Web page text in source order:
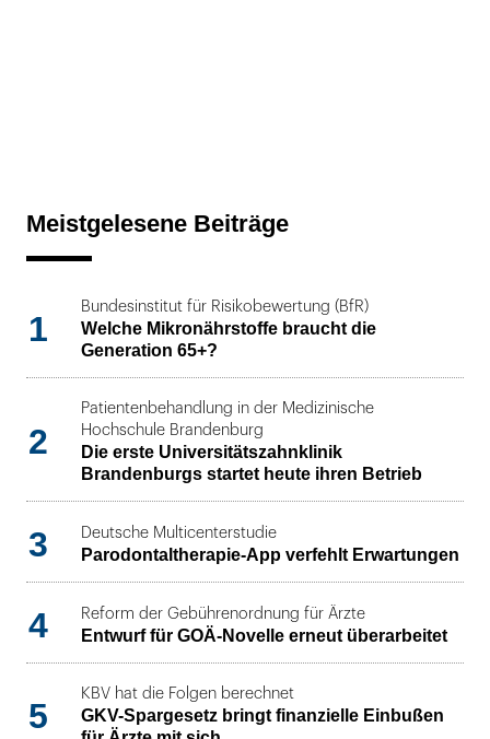
Meistgelesene Beiträge
1
Bundesinstitut für Risikobewertung (BfR)
Welche Mikronährstoffe braucht die
Generation 65+?
2
Patientenbehandlung in der Medizinische
Hochschule Brandenburg
Die erste Universitätszahnklinik
Brandenburgs startet heute ihren Betrieb
3 Deutsche Multicenterstudie
Parodontaltherapie-App verfehlt Erwartungen
4 Reform der Gebührenordnung für Ärzte
Entwurf für GOÄ-Novelle erneut überarbeitet
5
KBV hat die Folgen berechnet
GKV-Spargesetz bringt finanzielle Einbußen